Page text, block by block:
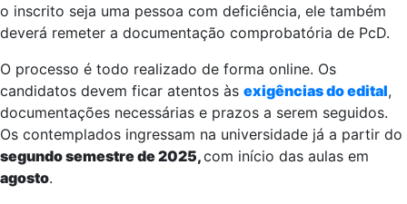
o inscrito seja uma pessoa com deficiência, ele também
deverá remeter a documentação comprobatória de PcD.
O processo é todo realizado de forma online. Os
candidatos devem ficar atentos às exigências do edital,
documentações necessárias e prazos a serem seguidos.
Os contemplados ingressam na universidade já a partir do
segundo semestre de 2025,com início das aulas em
agosto.